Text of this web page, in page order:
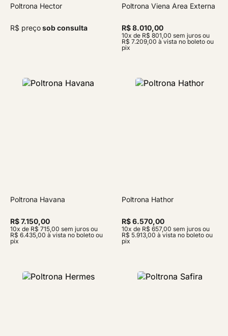
Poltrona Hector
R$ preçosob consulta
Poltrona Viena Área Externa
R$ 8.010,00
10x de R$ 801,00 sem juros ou
R$ 7.209,00 à vista no boleto ou
pix
Poltrona Havana
R$ 7.150,00
10x de R$ 715,00 sem juros ou
R$ 6.435,00 à vista no boleto ou
pix
Poltrona Hathor
R$ 6.570,00
10x de R$ 657,00 sem juros ou
R$ 5.913,00 à vista no boleto ou
pix